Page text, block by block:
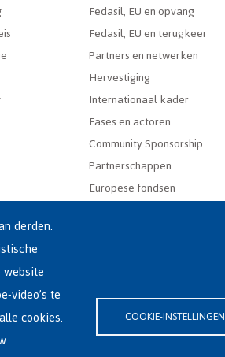
Fedasil, EU en opvang
Fedasil, EU en terugkeer
Partners en netwerken
Hervestiging
Internationaal kader
Fases en actoren
Community Sponsorship
Partnerschappen
Europese fondsen
derden.
video’s te
cookies.
COOKIE-INSTELLINGEN